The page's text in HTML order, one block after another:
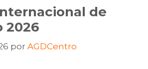
de
2026
por AGDCentro